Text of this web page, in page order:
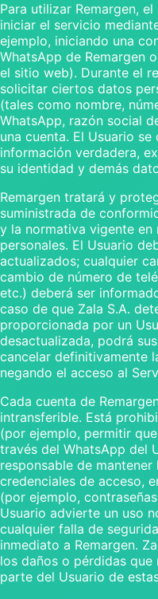
Para utilizar Remargen,
iniciar el servicio
ejemplo, iniciando una
WhatsApp de Remargen
el sitio web). Durante el
solicitar ciertos datos
(tales como nombre,
WhatsApp, razón social
una cuenta. El Usuario
información verdadera,
su identidad y demás
Remargen tratará y
suministrada de
y la normativa vigente
personales. El Usuario
actualizados; cualquier
cambio de número de
etc.) deberá ser
caso de que Zala S.A.
proporcionada por un
desactualizada, podrá
cancelar definitivamente
negando el acceso al
Cada cuenta de
intransferible. Está
(por ejemplo, permitir
través del WhatsApp del
responsable de
credenciales de acceso,
(por ejemplo,
Usuario advierte un uso
cualquier falla de
inmediato a Remargen.
los daños o pérdidas
parte del Usuario de